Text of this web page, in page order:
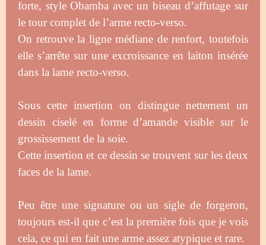
forte, style Obamba avec un biseau d’affutage sur
le tour complet de l’arme recto-verso.
On retrouve la ligne médiane de renfort, toutefois
elle s’arrête sur une excroissance en laiton insérée
dans la lame recto-verso.
Sous cette insertion on distingue nettement un
dessin ciselé en forme d’amande visible sur le
grossissement de la soie.
Cette insertion et ce dessin se trouvent sur les deux
faces de la lame.
Peu être une signature ou un sigle de forgeron,
toujours est-il que c’est la première fois que je vois
cela, ce qui en fait une arme assez atypique et rare.